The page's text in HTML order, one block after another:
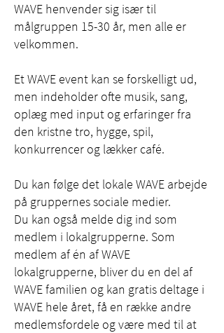
WAVE henvender sig især til
målgruppen 15-30 år, men alle er
velkommen.
Et WAVE event kan se forskelligt ud,
men indeholder ofte musik, sang,
oplæg med input og erfaringer fra
den kristne tro, hygge, spil,
konkurrencer og lækker café.
Du kan følge det lokale WAVE arbejde
på gruppernes sociale medier.
Du kan også melde dig ind som
medlem i lokalgrupperne. Som
medlem af én af WAVE
lokalgrupperne, bliver du en del af
WAVE familien og kan gratis deltage i
WAVE hele året, få en række andre
medlemsfordele og være med til at